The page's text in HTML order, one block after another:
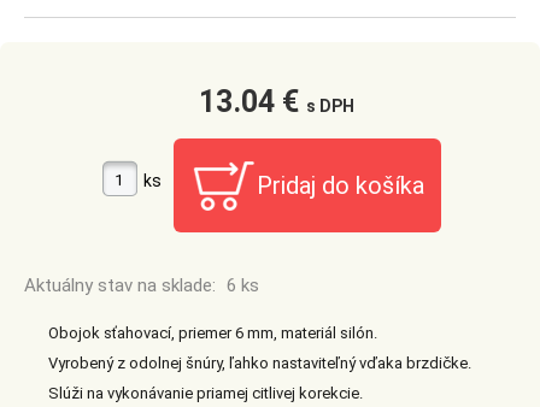
13.04 € s DPH
ks
Aktuálny stav na sklade: 6 ks
Obojok sťahovací, priemer 6 mm, materiál silón.
Vyrobený z odolnej šnúry, ľahko nastaviteľný vďaka brzdičke.
Slúži na vykonávanie priamej citlivej korekcie.